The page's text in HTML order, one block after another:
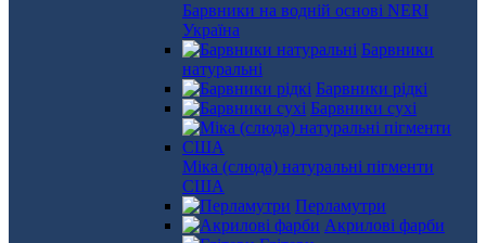
Барвники на водній основі NERI
Україна
Барвники
натуральні
Барвники рідкі
Барвники сухі
Міка (слюда) натуральні пігменти
США
Перламутри
Акрилові фарби